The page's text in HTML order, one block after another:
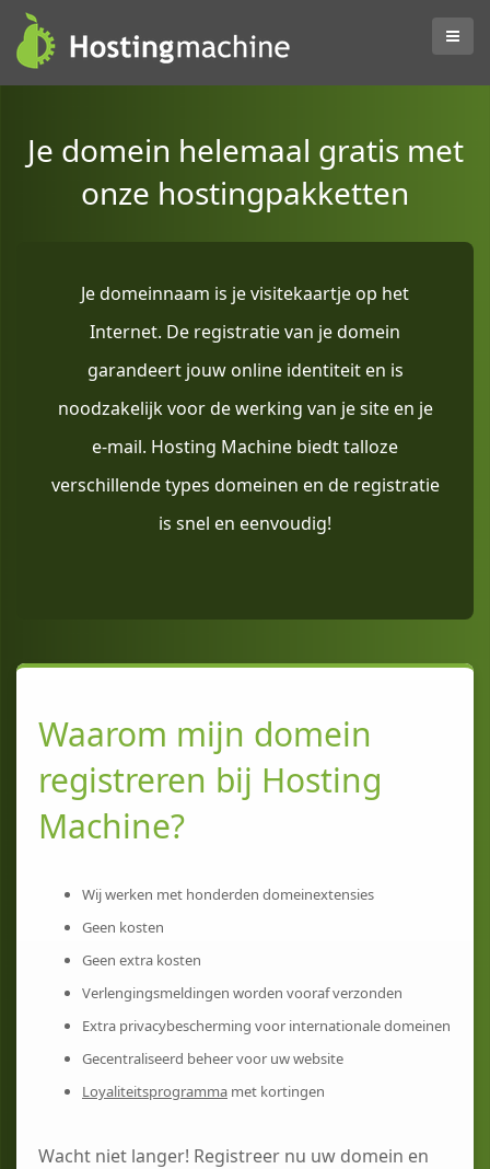
Je domein helemaal gratis met
onze hostingpakketten
Je domeinnaam is je visitekaartje op het
Internet. De registratie van je domein
garandeert jouw online identiteit en is
noodzakelijk voor de werking van je site en je
e-mail. Hosting Machine biedt talloze
verschillende types domeinen en de registratie
is snel en eenvoudig!
Waarom mijn domein
registreren bij Hosting
Machine?
Wij werken met honderden domeinextensies
Geen kosten
Geen extra kosten
Verlengingsmeldingen worden vooraf verzonden
Extra privacybescherming voor internationale domeinen
Gecentraliseerd beheer voor uw website
Loyaliteitsprogramma met kortingen
Wacht niet langer! Registreer nu uw domein en